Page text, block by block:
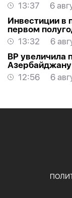
13:37
6
Инвестиции в
первом
13:32
6
BP увеличила
12:56
6